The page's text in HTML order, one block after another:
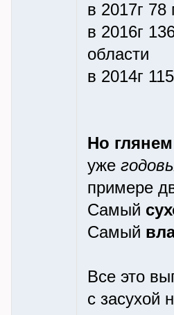
в 2017г
в 2016г
области
в 2014г
Но
уже
примере
Самый
Самый
Все это
с засухой